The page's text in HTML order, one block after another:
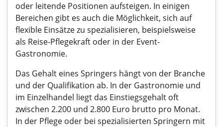
oder leitende Positionen aufsteigen. In einigen
Bereichen gibt es auch die Möglichkeit, sich auf
flexible Einsätze zu spezialisieren, beispielsweise
als Reise-Pflegekraft oder in der Event-
Gastronomie.
Das Gehalt eines Springers hängt von der Branche
und der Qualifikation ab. In der Gastronomie und
im Einzelhandel liegt das Einstiegsgehalt oft
zwischen 2.200 und 2.800 Euro brutto pro Monat.
In der Pflege oder bei spezialisierten Springern mit